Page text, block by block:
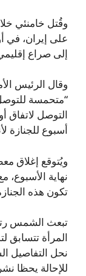
وقُتل خامنئي
على إيران، في
إلى صراع
وقال الرئيس
“متحمسة
التوصل لاتفاق
أسبوع للجنازة
ويُتوقع إغلاق
نهاية
تكون هذه
تبعث الشمس
المرأة تتسابق
نحل التفاصيل
للإحالة يحظا